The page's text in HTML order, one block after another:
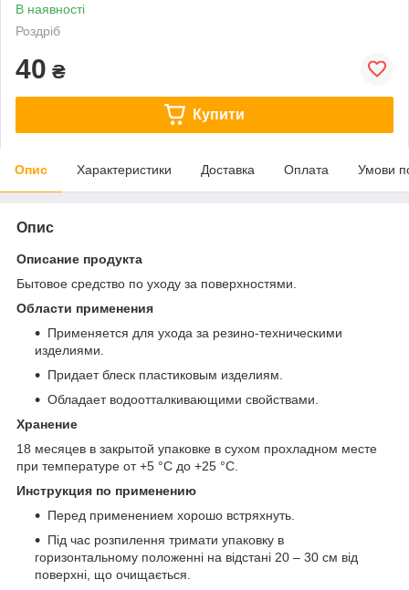
В наявності
Роздріб
40 ₴
Купити
Опис Характеристики Доставка Оплата Умови
Опис
Описание продукта
Бытовое средство по уходу за поверхностями.
Области применения
Применяется для ухода за резино-техническими
изделиями.
Придает блеск пластиковым изделиям.
Обладает водоотталкивающими свойствами.
Хранение
18 месяцев в закрытой упаковке в сухом прохладном месте
при температуре от +5 °C до +25 °C.
Инструкция по применению
Перед применением хорошо встряхнуть.
Під час розпилення тримати упаковку в
горизонтальному положенні на відстані 20 – 30 см від
поверхні, що очищається.